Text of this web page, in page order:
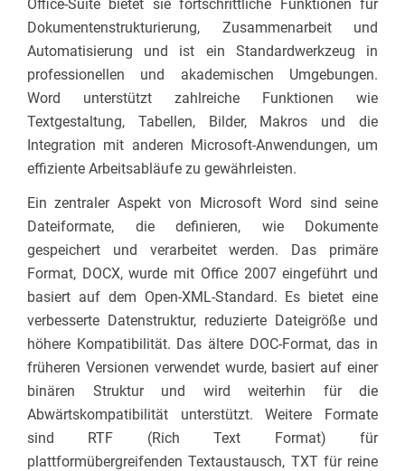
Office-Suite bietet sie fortschrittliche Funktionen für
Dokumentenstrukturierung, Zusammenarbeit und
Automatisierung und ist ein Standardwerkzeug in
professionellen und akademischen Umgebungen.
Word unterstützt zahlreiche Funktionen wie
Textgestaltung, Tabellen, Bilder, Makros und die
Integration mit anderen Microsoft-Anwendungen, um
effiziente Arbeitsabläufe zu gewährleisten.
Ein zentraler Aspekt von Microsoft Word sind seine
Dateiformate, die definieren, wie Dokumente
gespeichert und verarbeitet werden. Das primäre
Format, DOCX, wurde mit Office 2007 eingeführt und
basiert auf dem Open-XML-Standard. Es bietet eine
verbesserte Datenstruktur, reduzierte Dateigröße und
höhere Kompatibilität. Das ältere DOC-Format, das in
früheren Versionen verwendet wurde, basiert auf einer
binären Struktur und wird weiterhin für die
Abwärtskompatibilität unterstützt. Weitere Formate
sind RTF (Rich Text Format) für
plattformübergreifenden Textaustausch, TXT für reine